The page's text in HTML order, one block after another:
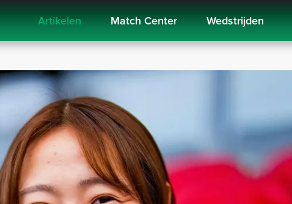
Artikelen Match Center Wedstrijden